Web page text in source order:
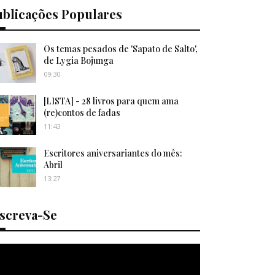
Populares
Os temas pesados de 'Sapato de Salto',
de Lygia Bojunga
09:30
[LISTA] - 28 livros para quem ama
(re)contos de fadas
11:43
Escritores aniversariantes do mês:
Abril
13:27
Se